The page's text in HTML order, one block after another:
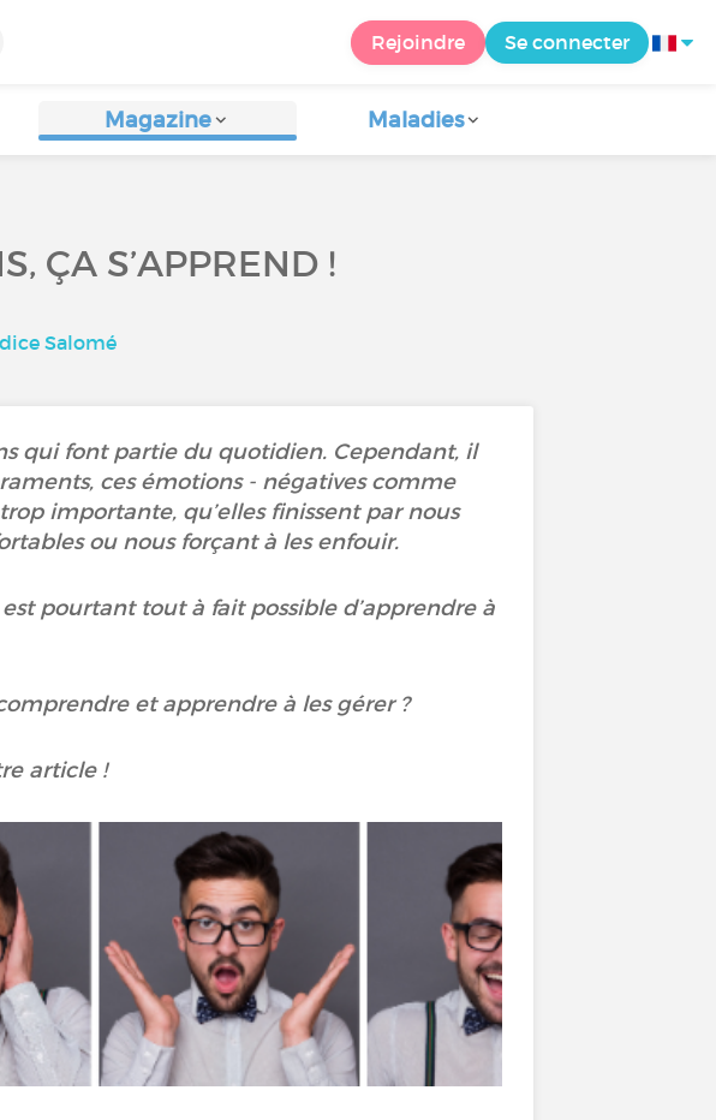
Rejoindre Se connecter
Magazine Maladies
ÇA S’APPREND !
Salomé
qui font partie du quotidien. Cependant, il
ces émotions - négatives comme
importante, qu’elles finissent par nous
ou nous forçant à les enfouir.
pourtant tout à fait possible d’apprendre à
et apprendre à les gérer ?
article !